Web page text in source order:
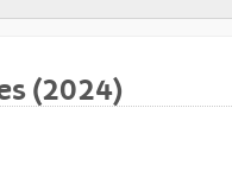
(2024)